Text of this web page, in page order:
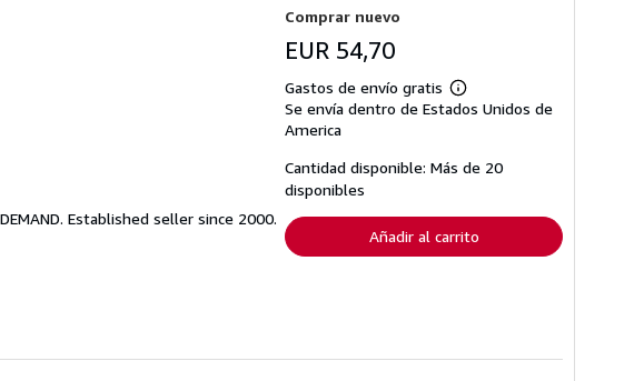
Established seller since 2000.
Comprar nuevo
EUR 54,70
Gastos de envío gratis
Más
información
tarifas
de
Se envía dentro de Estados Unidos de
America
Cantidad disponible: Más de 20
disponibles
Añadir al carrito